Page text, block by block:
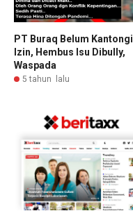
PT Buraq Belum Kantongi
Izin, Hembus Isu Dibully,
Waspada
5 tahun lalu